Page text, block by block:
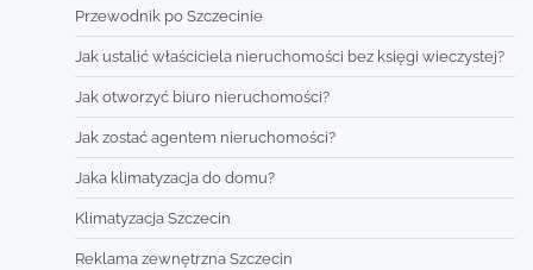
Przewodnik po Szczecinie
Jak ustalić właściciela nieruchomości bez księgi wieczystej?
Jak otworzyć biuro nieruchomości?
Jak zostać agentem nieruchomości?
Jaka klimatyzacja do domu?
Klimatyzacja Szczecin
Reklama zewnętrzna Szczecin